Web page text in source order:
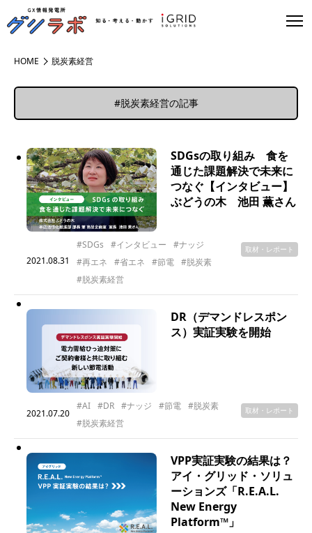
HOME 脱炭素経営
#脱炭素経営の記事
SDGsの取り組み 食を
通じた課題解決で未来に
つなぐ【インタビュー】
ぶどうの木 池田 薫さん
2021.08.31
#SDGs #インタビュー
#ナッジ
#再エネ
#省エネ #節電
#脱炭素
#脱炭素経営
取材・レポート
DR（デマンドレスポン
ス）実証実験を開始
2021.07.20
#AI #DR #ナッジ #節電
#脱炭素
#脱炭素経営
取材・レポート
VPP実証実験の結果は？
アイ・グリッド・ソリュ
ーションズ「R.E.A.L.
New Energy
Platform™」